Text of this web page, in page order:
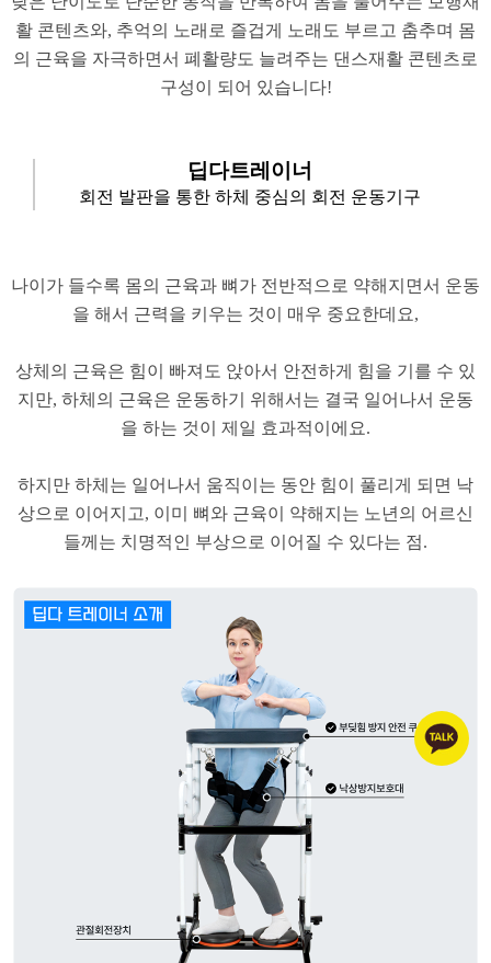
활 콘텐츠와, 추억의 노래로 즐겁게 노래도 부르고 춤추며 몸
의 근육을 자극하면서 폐활량도 늘려주는 댄스재활 콘텐츠로
구성이 되어 있습니다!
​딥다트레이너
회전 발판을 통한 하체 중심의 회전 운동기구
나이가 들수록 몸의 근육과 뼈가 전반적으로 약해지면서 운동
을 해서 근력을 키우는 것이 매우 중요한데요,
​상체의 근육은 힘이 빠져도 앉아서 안전하게 힘을 기를 수 있
지만, 하체의 근육은 운동하기 위해서는 결국 일어나서 운동
을 하는 것이 제일 효과적이에요.
​하지만 하체는 일어나서 움직이는 동안 힘이 풀리게 되면 낙
상으로 이어지고, 이미 뼈와 근육이 약해지는 노년의 어르신
들께는 치명적인 부상으로 이어질 수 있다는 점.